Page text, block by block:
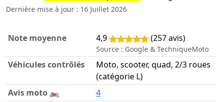
Dernière mise à jour : 16 Juillet 2026
Note moyenne 4,9 (257 avis)
Source : Google & TechniqueMoto
Véhicules contrôlés
Moto, scooter, quad, 2/3 roues
(catégorie L)
Avis moto 🏍️
4